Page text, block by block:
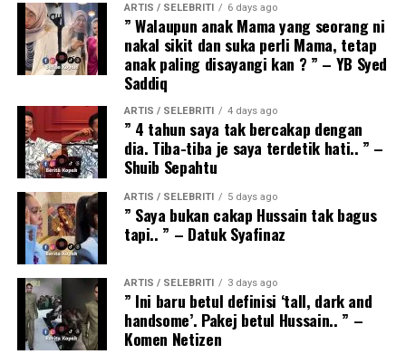
ARTIS / SELEBRITI 6 days ago
” Walaupun anak Mama yang seorang ni
nakal sikit dan suka perli Mama, tetap
anak paling disayangi kan ? ” – YB Syed
Saddiq
ARTIS / SELEBRITI 4 days ago
” 4 tahun saya tak bercakap dengan
dia. Tiba-tiba je saya terdetik hati.. ” –
Shuib Sepahtu
ARTIS / SELEBRITI 5 days ago
” Saya bukan cakap Hussain tak bagus
tapi.. ” – Datuk Syafinaz
ARTIS / SELEBRITI 3 days ago
” Ini baru betul definisi ‘tall, dark and
handsome’. Pakej betul Hussain.. ” –
Komen Netizen